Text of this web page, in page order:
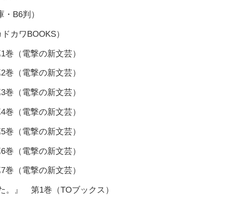
B6判）
カワBOOKS）
（電撃の新文芸）
（電撃の新文芸）
（電撃の新文芸）
（電撃の新文芸）
（電撃の新文芸）
（電撃の新文芸）
（電撃の新文芸）
。』 第1巻（TOブックス）